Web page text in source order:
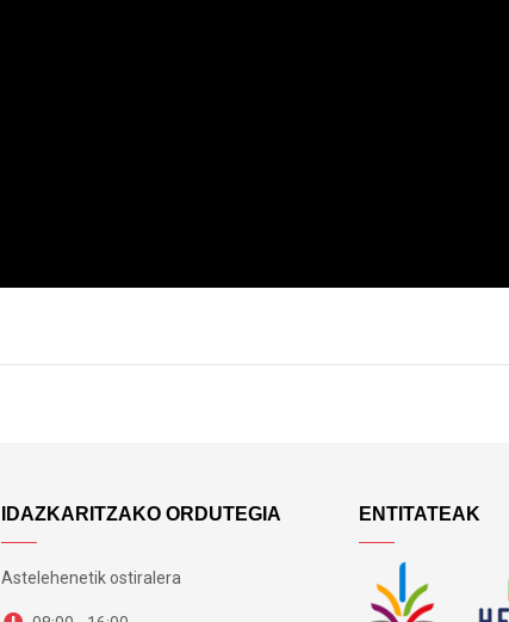
IDAZKARITZAKO ORDUTEGIA
Astelehenetik ostiralera
ENTITATEAK